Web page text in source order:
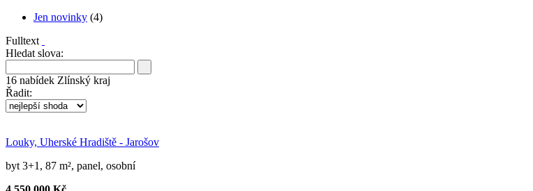
Jen novinky (4)
Fulltext
Hledat slova:
16 nabídek Zlínský kraj
Řadit:
Louky, Uherské Hradiště - Jarošov
byt 3+1, 87 m², panel, osobní